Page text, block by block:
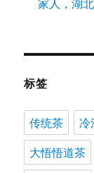
家人，湖
标签
传统茶 冷
大悟悟道茶